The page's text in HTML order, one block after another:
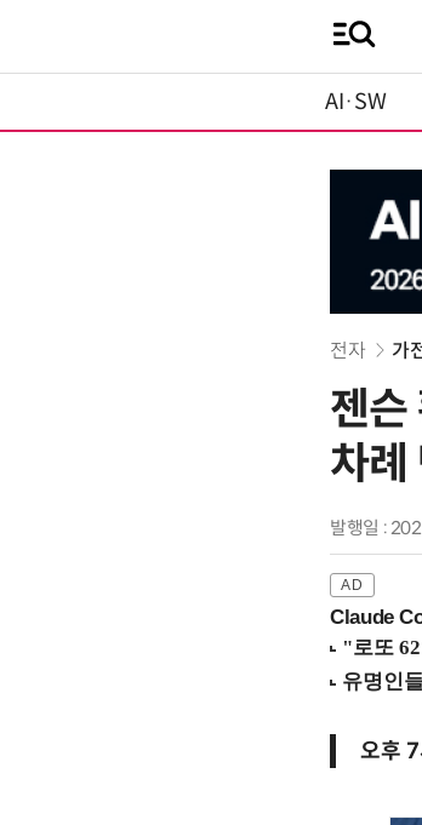
AI·SW
전자 가
젠슨
차례
발행일 :
Claude
오후